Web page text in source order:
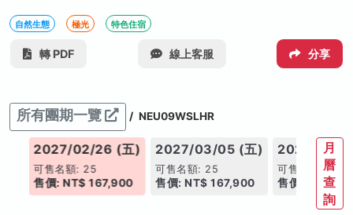
自然生態 極光 特色住宿
轉 PDF 線上客服 分享
所有團期一覽 / NEU09WSLHR
2027/02/26 (五)
可售名額: 25
售價: NT$ 167,900
2027/03/05 (五)
可售名額: 25
售價: NT$ 167,900
2027/03/
可售名額: 25
售價: NT$
月
曆
查
詢